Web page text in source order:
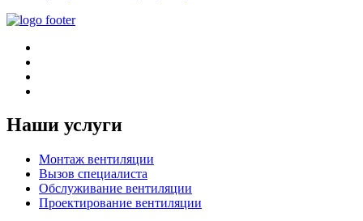
Наши услуги
Монтаж вентиляции
Вызов специалиста
Обслуживание вентиляции
Проектирование вентиляции